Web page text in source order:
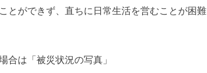
とができず、直ちに日常生活を営むことが困難
は「被災状況の写真」